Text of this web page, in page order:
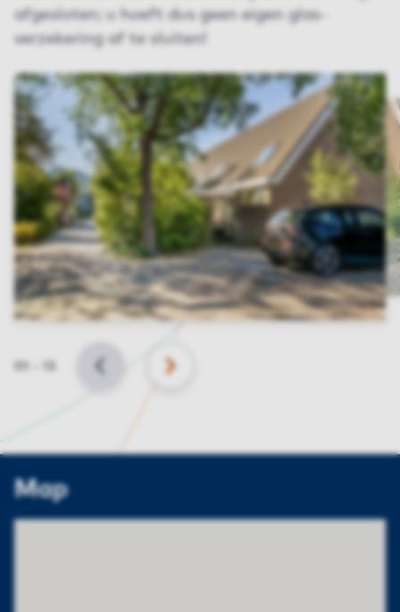
afgesloten; u hoeft dus geen eigen glas­
verzekering af te sluiten!
Slide
BACK NEXT
Map